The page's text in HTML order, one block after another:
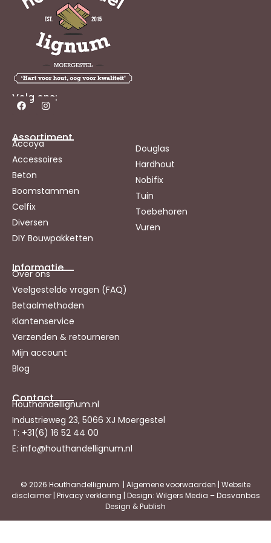
Volg ons:
Assortiment
Accoya
Accessoires
Beton
Boomstammen
Celfix
Diversen
DIY Bouwpakketten
Douglas
Hardhout
Nobifix
Tuin
Toebehoren
Vuren
Informatie
Over ons
Veelgestelde vragen (FAQ)
Betaalmethoden
Klantenservice
Verzenden & retourneren
Mijn account
Blog
Contact
Houthandellignum.nl
Industrieweg 23, 5066 XJ Moergestel
T: +31(6) 16 52 44 00
E: info@houthandellignum.nl
© 2026 Houthandellignum | Algemene voorwaarden | Website
disclaimer| Privacy verklaring | Design: Wilgers Media – Dasvanbas
Design & Publish